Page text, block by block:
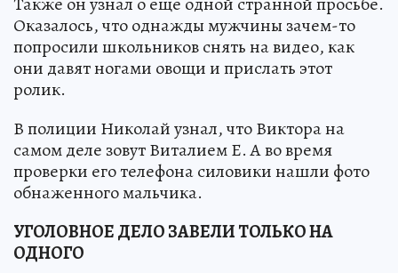
Оказалось, что однажды мужчины зачем-то
попросили школьников снять на видео, как
они давят ногами овощи и прислать этот
ролик.
В полиции Николай узнал, что Виктора на
самом деле зовут Виталием Е. А во время
проверки его телефона силовики нашли фото
обнаженного мальчика.
УГОЛОВНОЕ ДЕЛО ЗАВЕЛИ ТОЛЬКО НА
ОДНОГО